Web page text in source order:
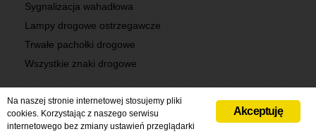
Sygnalizacja wahadłowa
Lampy drogowe ostrzegawcze
Trwałe pachołki drogowe
Wszystkie znaki drogowe
Akceptuję
Na naszej stronie internetowej stosujemy pliki
cookies. Korzystając z naszego serwisu
internetowego bez zmiany ustawień przeglądarki